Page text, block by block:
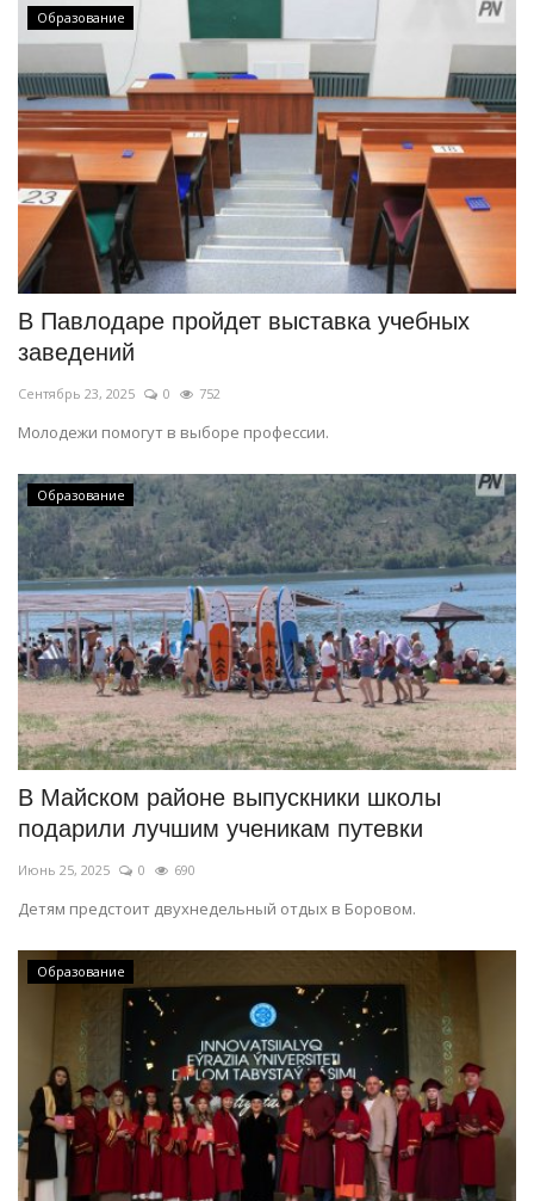
Образование
В Павлодаре пройдет выставка учебных
заведений
Сентябрь 23, 2025 0 752
Молодежи помогут в выборе профессии.
Образование
В Майском районе выпускники школы
подарили лучшим ученикам путевки
Июнь 25, 2025 0 690
Детям предстоит двухнедельный отдых в Боровом.
Образование